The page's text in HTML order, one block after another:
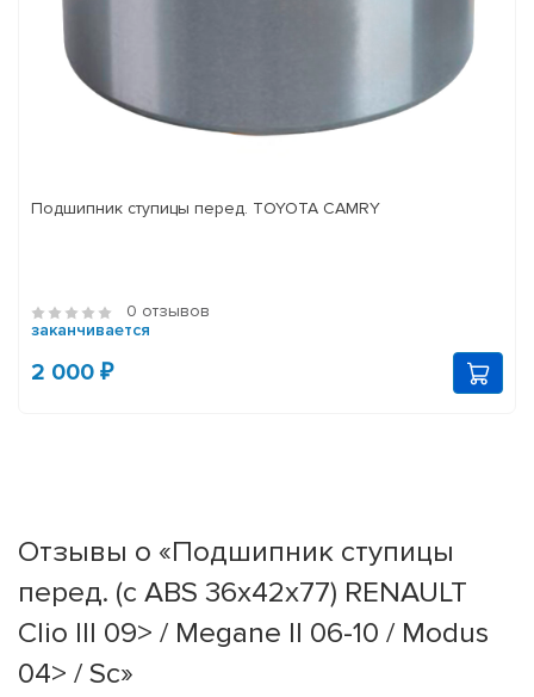
Подшипник ступицы перед. TOYOTA CAMRY
0 отзывов
заканчивается
2 000 ₽
Отзывы о «Подшипник ступицы
перед. (с ABS 36x42x77) RENAULT
Clio III 09> / Megane II 06-10 / Modus
04> / Sc»